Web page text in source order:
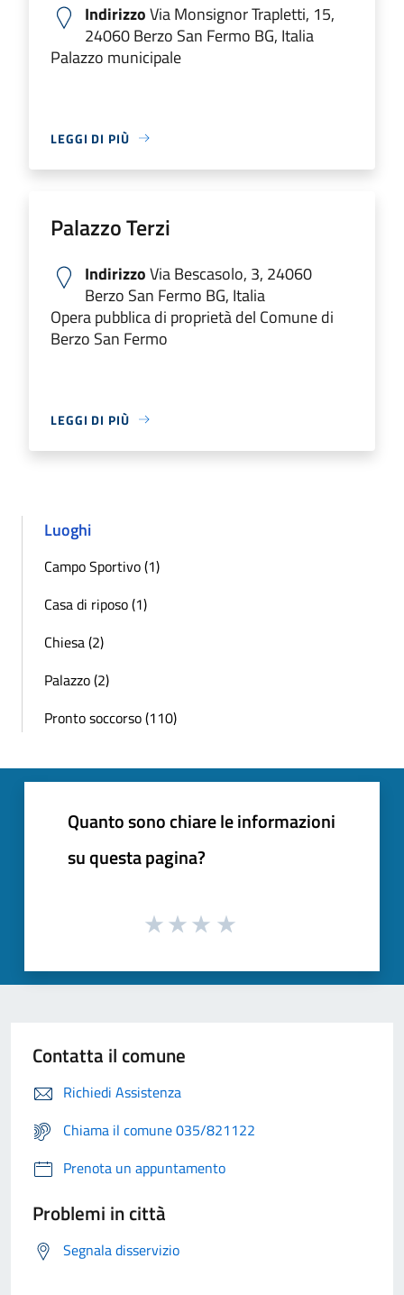
IndirizzoVia Monsignor Trapletti, 15,
24060 Berzo San Fermo BG, Italia
Palazzo municipale
LEGGI DI PIÙ
Palazzo Terzi
IndirizzoVia Bescasolo, 3, 24060
Berzo San Fermo BG, Italia
Opera pubblica di proprietà del Comune di
Berzo San Fermo
LEGGI DI PIÙ
Luoghi
Campo Sportivo (1)
Casa di riposo (1)
Chiesa (2)
Palazzo (2)
Pronto soccorso (110)
Quanto sono chiare le informazioni
su questa pagina?
Contatta il comune
Richiedi Assistenza
Chiama il comune 035/821122
Prenota un appuntamento
Problemi in città
Segnala disservizio